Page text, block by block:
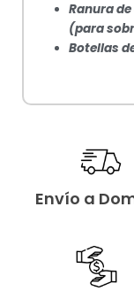
Ranura
(para
Botellas
Envío a